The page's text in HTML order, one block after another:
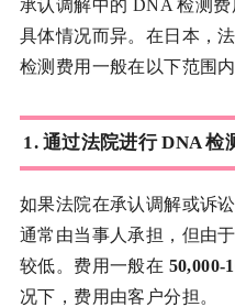
承认调解中的 DNA 检测
具体情况而异。在日本，
检测费用一般在以下范围内
1.通过法院进行 DNA 检
如果法院在承认调解或诉
通常由当事人承担，但由
较低。费用一般在 50,000-
况下，费用由客户分担。